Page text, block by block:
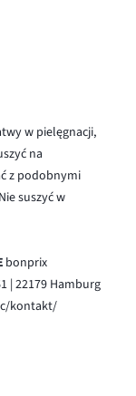
w pielęgnacji,
na
z podobnymi
suszyć w
bonprix
| 22179 Hamburg
kontakt/